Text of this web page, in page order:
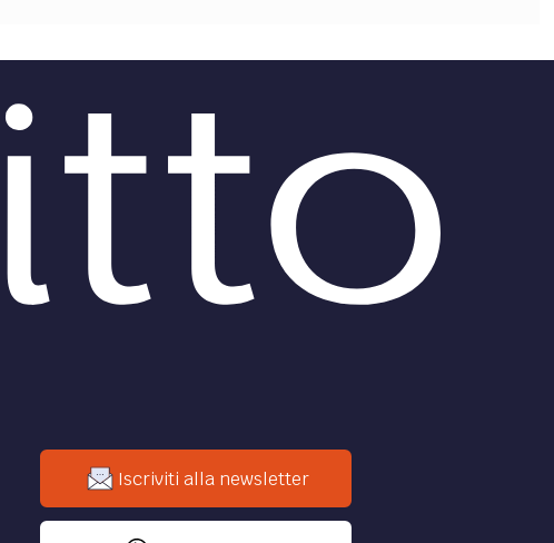
Iscriviti alla newsletter